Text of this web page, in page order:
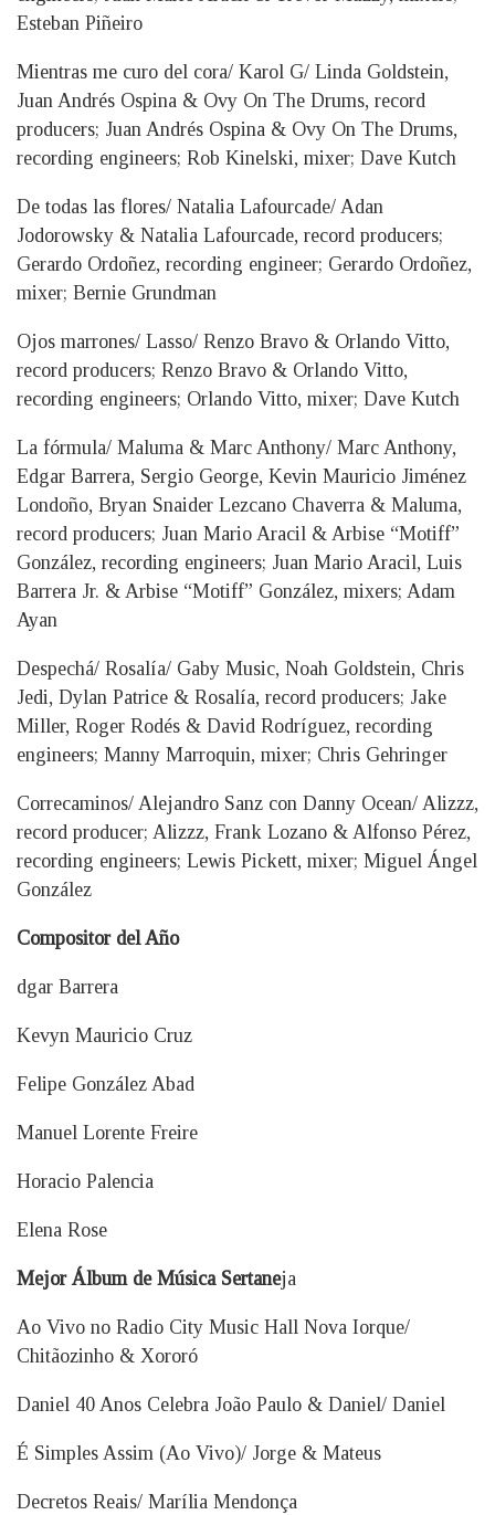
Esteban Piñeiro
Mientras me curo del cora/ Karol G/ Linda Goldstein,
Juan Andrés Ospina & Ovy On The Drums, record
producers; Juan Andrés Ospina & Ovy On The Drums,
recording engineers; Rob Kinelski, mixer; Dave Kutch
De todas las flores/ Natalia Lafourcade/ Adan
Jodorowsky & Natalia Lafourcade, record producers;
Gerardo Ordoñez, recording engineer; Gerardo Ordoñez,
mixer; Bernie Grundman
Ojos marrones/ Lasso/ Renzo Bravo & Orlando Vitto,
record producers; Renzo Bravo & Orlando Vitto,
recording engineers; Orlando Vitto, mixer; Dave Kutch
La fórmula/ Maluma & Marc Anthony/ Marc Anthony,
Edgar Barrera, Sergio George, Kevin Mauricio Jiménez
Londoño, Bryan Snaider Lezcano Chaverra & Maluma,
record producers; Juan Mario Aracil & Arbise “Motiff”
González, recording engineers; Juan Mario Aracil, Luis
Barrera Jr. & Arbise “Motiff” González, mixers; Adam
Ayan
Despechá/ Rosalía/ Gaby Music, Noah Goldstein, Chris
Jedi, Dylan Patrice & Rosalía, record producers; Jake
Miller, Roger Rodés & David Rodríguez, recording
engineers; Manny Marroquin, mixer; Chris Gehringer
Correcaminos/ Alejandro Sanz con Danny Ocean/ Alizzz,
record producer; Alizzz, Frank Lozano & Alfonso Pérez,
recording engineers; Lewis Pickett, mixer; Miguel Ángel
González
Compositor del Año
dgar Barrera
Kevyn Mauricio Cruz
Felipe González Abad
Manuel Lorente Freire
Horacio Palencia
Elena Rose
Mejor Álbum de Música Sertaneja
Ao Vivo no Radio City Music Hall Nova Iorque/
Chitãozinho & Xororó
Daniel 40 Anos Celebra João Paulo & Daniel/ Daniel
É Simples Assim (Ao Vivo)/ Jorge & Mateus
Decretos Reais/ Marília Mendonça